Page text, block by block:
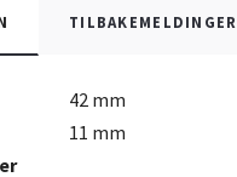
TILBAKEMELDINGER
42 mm
11 mm